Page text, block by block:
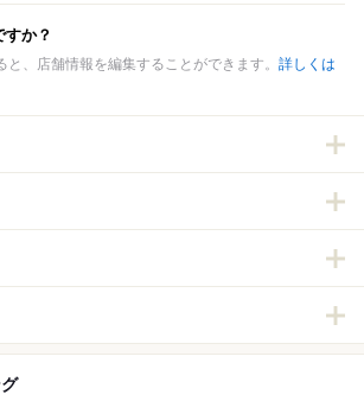
か？
と、店舗情報を編集することができます。 詳しくは